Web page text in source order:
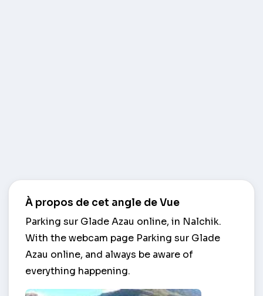
À propos de cet angle de Vue
Parking sur Glade Azau online, in Nalchik.
With the webcam page Parking sur Glade
Azau online, and always be aware of
everything happening.